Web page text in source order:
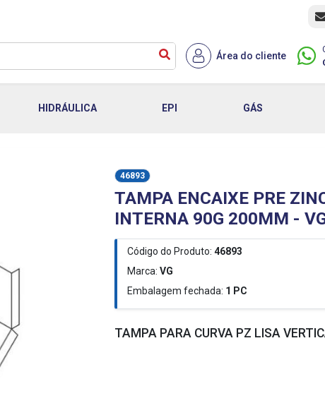
Área do cliente
HIDRÁULICA EPI GÁS
46893
TAMPA ENCAIXE PRE
INTERNA 90G 200MM -
Código do Produto: 46893
Marca: VG
Embalagem fechada: 1 PC
TAMPA PARA CURVA PZ LISA